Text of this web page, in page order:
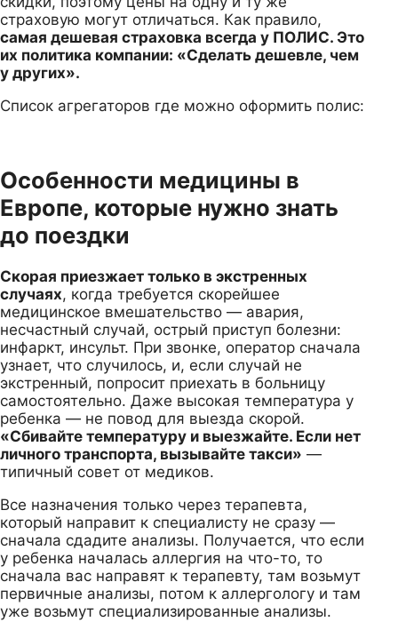
страховую могут отличаться. Как правило,
самая дешевая страховка всегда у ПОЛИС. Это
их политика компании: «Сделать дешевле, чем
у других».
Список агрегаторов где можно оформить полис:
Особенности медицины в
Европе, которые нужно знать
до поездки
Скорая приезжает только в экстренных
случаях, когда требуется скорейшее
медицинское вмешательство — авария,
несчастный случай, острый приступ болезни:
инфаркт, инсульт. При звонке, оператор сначала
узнает, что случилось, и, если случай не
экстренный, попросит приехать в больницу
самостоятельно. Даже высокая температура у
ребенка — не повод для выезда скорой.
«Сбивайте температуру и выезжайте. Если нет
личного транспорта, вызывайте такси» —
типичный совет от медиков.
Все назначения только через терапевта,
который направит к специалисту не сразу —
сначала сдадите анализы. Получается, что если
у ребенка началась аллергия на что-то, то
сначала вас направят к терапевту, там возьмут
первичные анализы, потом к аллергологу и там
уже возьмут специализированные анализы.